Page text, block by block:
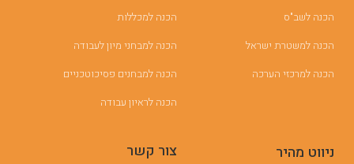
הכנה לשב"ס
הכנה למשטרת ישראל
הכנה למרכזי הערכה
הכנה למכללות
הכנה למבחני מיון לעבודה
הכנה למבחנים פסיכוטכניים
הכנה לראיון עבודה
ניווט מהיר צור קשר